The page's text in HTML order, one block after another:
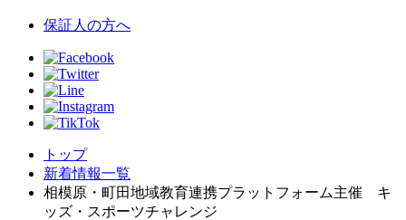
保証人の方へ
トップ
新着情報一覧
相模原・町田地域教育連携プラットフォーム主催 キ
ッズ・スポーツチャレンジ